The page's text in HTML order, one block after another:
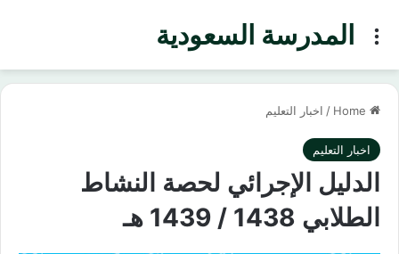
المدرسة السعوديةMenu
/ اخبار التعليم
اخبار التعليم
الدليل الإجرائي لحصة النشاط
الطلابي 1438 / 1439 هـ